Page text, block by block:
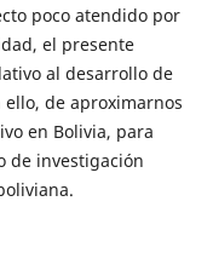
poco atendido por
el presente
al desarrollo de
de aproximarnos
en Bolivia, para
de investigación